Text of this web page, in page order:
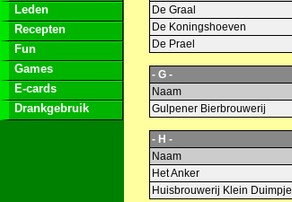
Leden
Recepten
Fun
Games
E-cards
Drankgebruik
De Graal
De Koningshoeven
De Prael
- G -
Naam
Gulpener Bierbrouwerij
- H -
Naam
Het Anker
Huisbrouwerij Klein Duimpje